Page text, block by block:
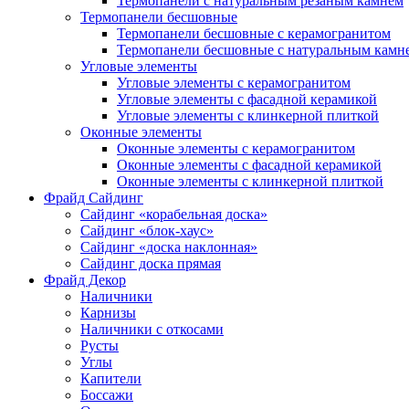
Термопанели бесшовные
Термопанели бесшовные с керамогранитом
Термопанели бесшовные с натуральным
Угловые элементы
Угловые элементы с керамогранитом
Угловые элементы с фасадной керамикой
Угловые элементы с клинкерной плиткой
Оконные элементы
Оконные элементы с керамогранитом
Оконные элементы с фасадной керамикой
Оконные элементы с клинкерной плиткой
Фрайд Сайдинг
Сайдинг «корабельная доска»
Сайдинг «блок-хаус»
Сайдинг «доска наклонная»
Сайдинг доска прямая
Фрайд Декор
Наличники
Карнизы
Наличники с откосами
Русты
Углы
Капители
Боссажи